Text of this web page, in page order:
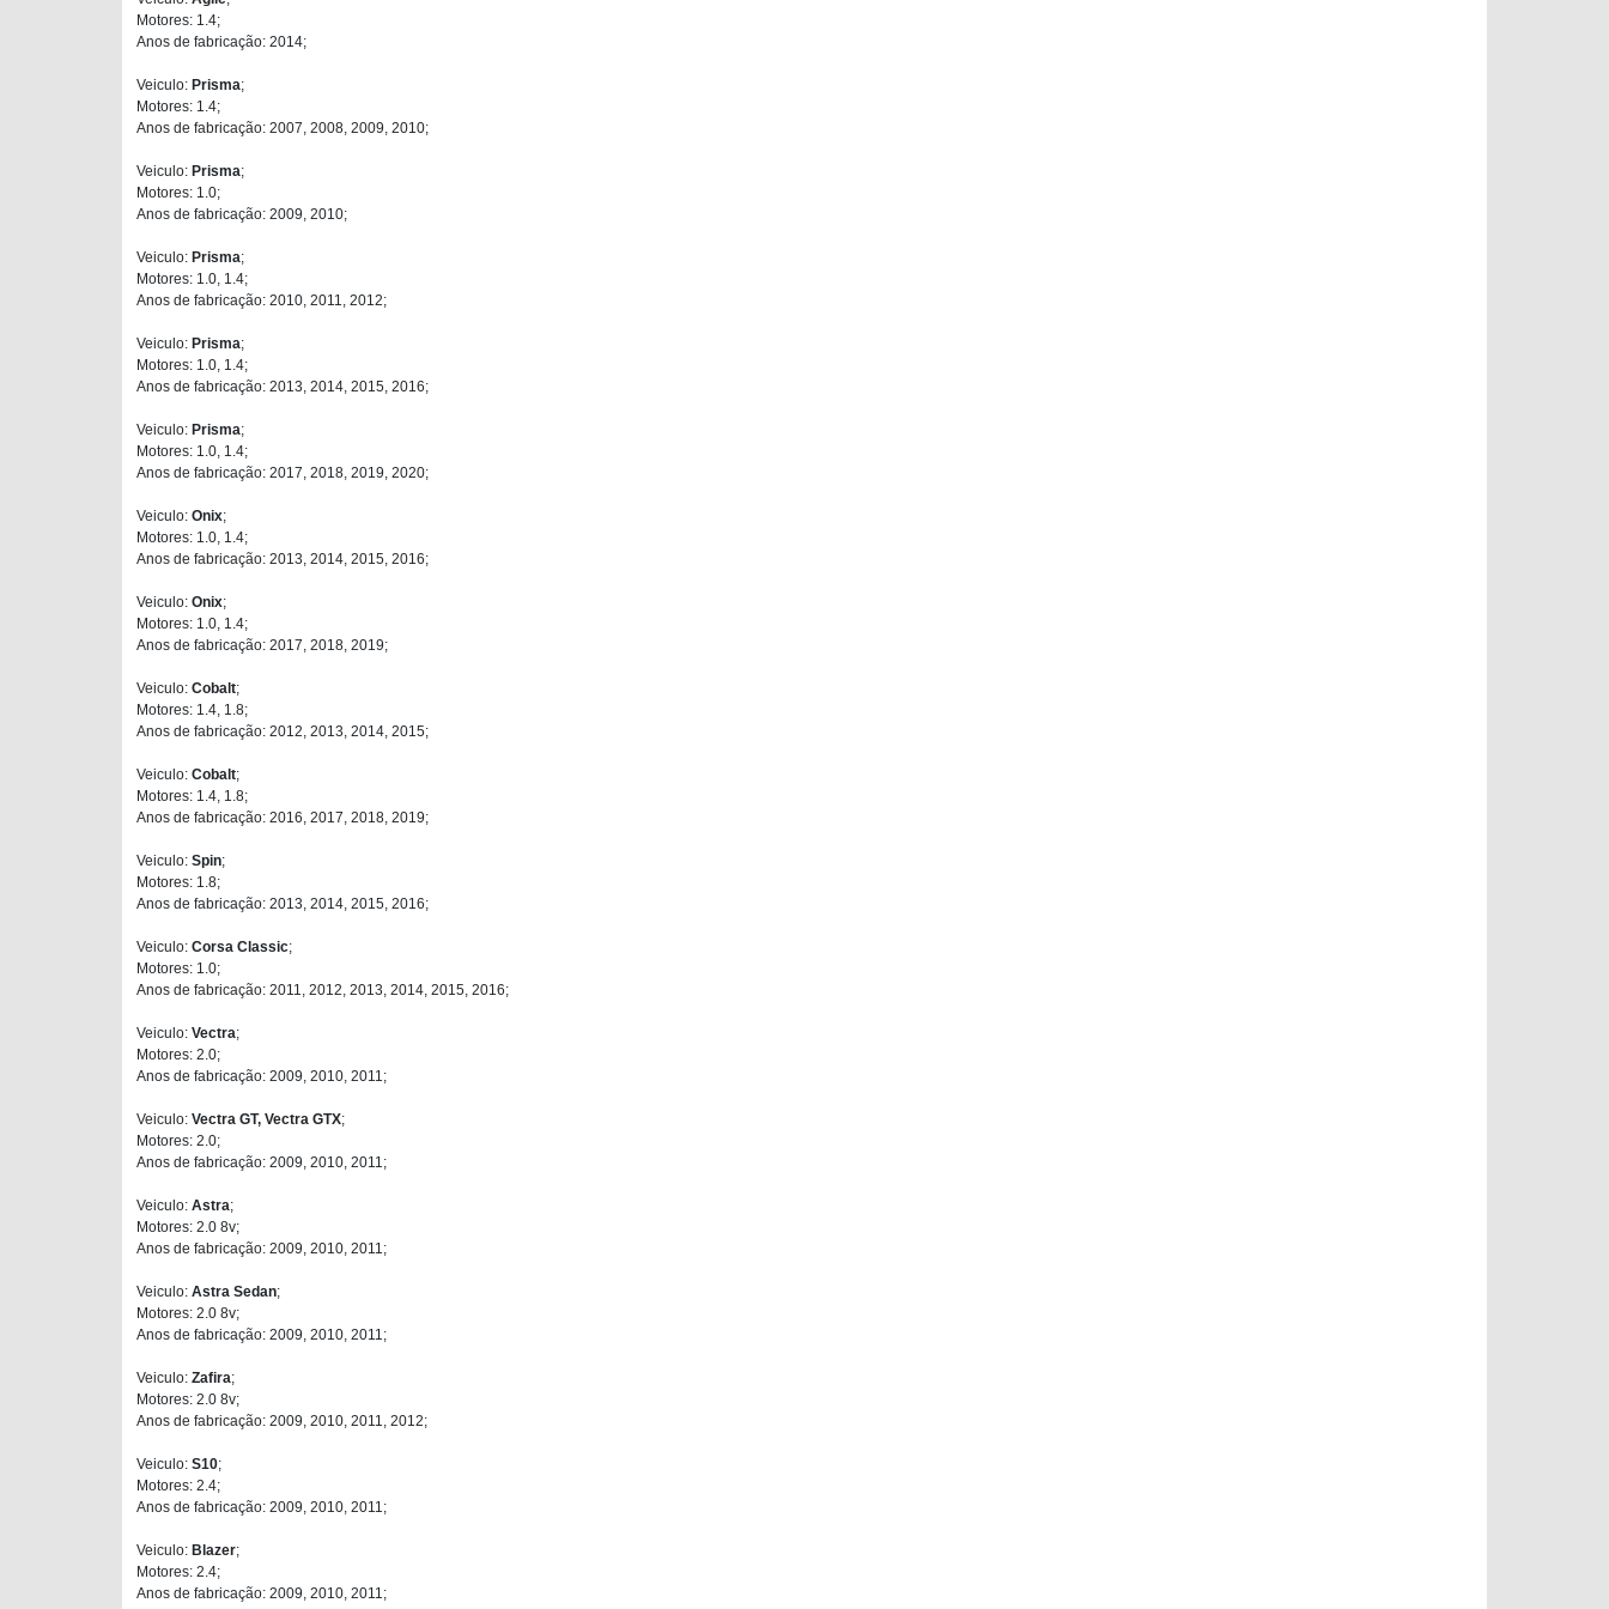
Motores: 1.4;
Anos de fabricação: 2014;
Veiculo: Prisma;
Motores: 1.4;
Anos de fabricação: 2007, 2008, 2009, 2010;
Veiculo: Prisma;
Motores: 1.0;
Anos de fabricação: 2009, 2010;
Veiculo: Prisma;
Motores: 1.0, 1.4;
Anos de fabricação: 2010, 2011, 2012;
Veiculo: Prisma;
Motores: 1.0, 1.4;
Anos de fabricação: 2013, 2014, 2015, 2016;
Veiculo: Prisma;
Motores: 1.0, 1.4;
Anos de fabricação: 2017, 2018, 2019, 2020;
Veiculo: Onix;
Motores: 1.0, 1.4;
Anos de fabricação: 2013, 2014, 2015, 2016;
Veiculo: Onix;
Motores: 1.0, 1.4;
Anos de fabricação: 2017, 2018, 2019;
Veiculo: Cobalt;
Motores: 1.4, 1.8;
Anos de fabricação: 2012, 2013, 2014, 2015;
Veiculo: Cobalt;
Motores: 1.4, 1.8;
Anos de fabricação: 2016, 2017, 2018, 2019;
Veiculo: Spin;
Motores: 1.8;
Anos de fabricação: 2013, 2014, 2015, 2016;
Veiculo: Corsa Classic;
Motores: 1.0;
Anos de fabricação: 2011, 2012, 2013, 2014, 2015, 2016;
Veiculo: Vectra;
Motores: 2.0;
Anos de fabricação: 2009, 2010, 2011;
Veiculo: Vectra GT, Vectra GTX;
Motores: 2.0;
Anos de fabricação: 2009, 2010, 2011;
Veiculo: Astra;
Motores: 2.0 8v;
Anos de fabricação: 2009, 2010, 2011;
Veiculo: Astra Sedan;
Motores: 2.0 8v;
Anos de fabricação: 2009, 2010, 2011;
Veiculo: Zafira;
Motores: 2.0 8v;
Anos de fabricação: 2009, 2010, 2011, 2012;
Veiculo: S10;
Motores: 2.4;
Anos de fabricação: 2009, 2010, 2011;
Veiculo: Blazer;
Motores: 2.4;
Anos de fabricação: 2009, 2010, 2011;